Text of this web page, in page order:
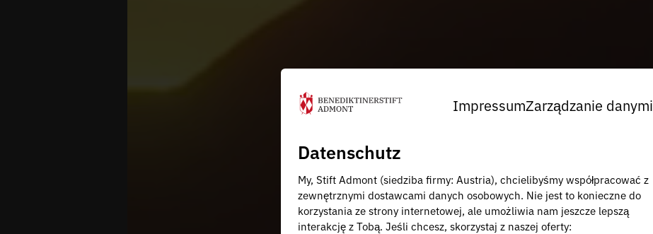
ImpressumZarządzanie danymi
Datenschutz
My, Stift Admont (siedziba firmy: Austria), chcielibyśmy współpracować z
zewnętrznymi dostawcami danych osobowych. Nie jest to konieczne do
korzystania ze strony internetowej, ale umożliwia nam jeszcze lepszą
interakcję z Tobą. Jeśli chcesz, skorzystaj z naszej oferty: